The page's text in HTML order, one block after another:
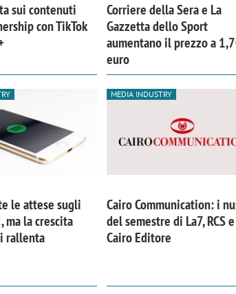
sui contenuti
con TikTok
Corriere della Sera e La
Gazzetta dello Sport
aumentano il prezzo a
euro
le attese sugli
la crescita
rallenta
MEDIA INDUSTRY
Cairo Communication: i
del semestre di La7, RCS e
Cairo Editore
deve
Ricerche di mercato. Neri, Ipsos
Doxa: «Non basta più